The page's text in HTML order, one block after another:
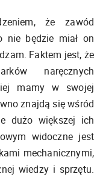
że zawód
nie będzie miał on
Faktem jest, że
naręcznych
mamy w swojej
znajdą się wśród
dużo większej ich
widoczne jest
mechanicznymi,
wiedzy i sprzętu.